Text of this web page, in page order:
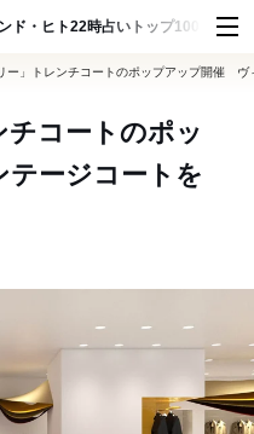
ド・ヒト22時占い トップ100 スナッ
ー」トレンチコートのポップアップ開催
チコートのポッ
ージコートを